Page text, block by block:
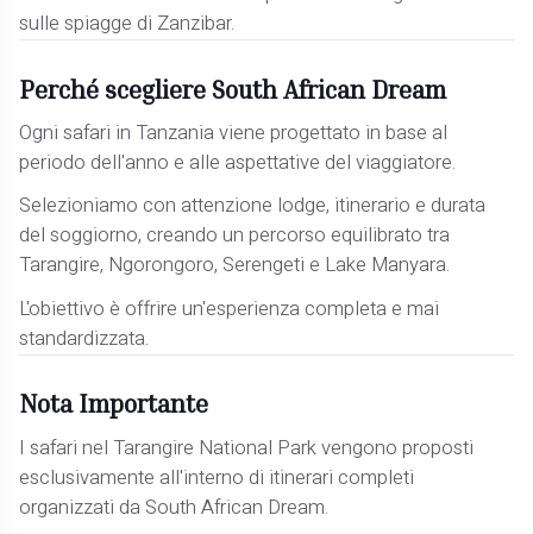
sulle spiagge di Zanzibar.
Perché scegliere South African Dream
Ogni safari in Tanzania viene progettato in base al
periodo dell'anno e alle aspettative del viaggiatore.
Selezioniamo con attenzione lodge, itinerario e durata
del soggiorno, creando un percorso equilibrato tra
Tarangire, Ngorongoro, Serengeti e Lake Manyara.
L'obiettivo è offrire un'esperienza completa e mai
standardizzata.
Nota Importante
I safari nel Tarangire National Park vengono proposti
esclusivamente all'interno di itinerari completi
organizzati da South African Dream.